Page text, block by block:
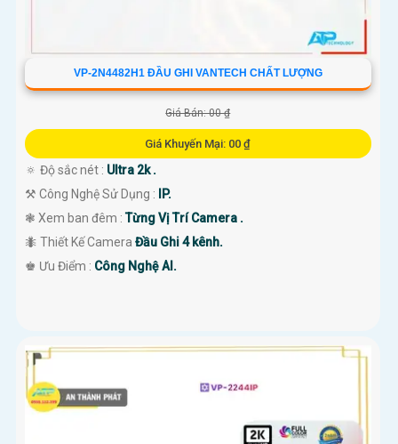
VP-2N4482H1 ĐẦU GHI VANTECH CHẤT LƯỢNG
Giá Bán: 00 ₫
Giá Khuyến Mại: 00 ₫
🔅 Độ sắc nét : Ultra 2k .
⚒ Công Nghệ Sử Dụng :
IP.
❃ Xem ban đêm :Từng Vị Trí Camera .
🐜 Thiết Kế Camera Đầu Ghi 4 kênh.
️♚ Ưu Điểm : Công Nghệ AI.